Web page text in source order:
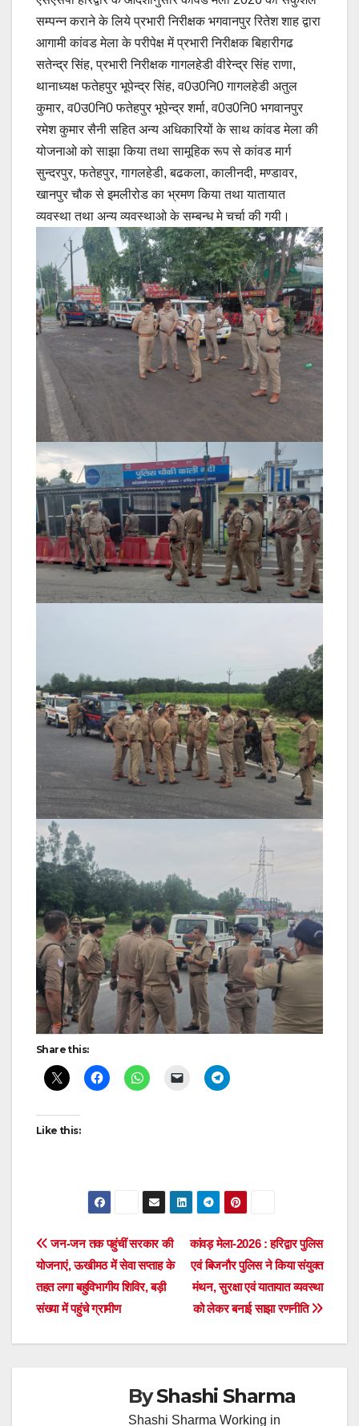
सम्पन्न कराने के लिये प्रभारी निरीक्षक भगवानपुर रितेश शाह द्वारा
आगामी कांवड मेला के परीपेक्ष में प्रभारी निरीक्षक बिहारीगढ
सतेन्द्र सिंह, प्रभारी निरीक्षक गागलहेडी वीरेन्द्र सिंह राणा,
थानाध्यक्ष फतेहपुर भूपेन्द्र सिंह, व0उ0नि0 गागलहेडी अतुल
कुमार, व0उ0नि0 फतेहपुर भूपेन्द्र शर्मा, व0उ0नि0 भगवानपुर
रमेश कुमार सैनी सहित अन्य अधिकारियों के साथ कांवड मेला की
योजनाओ को साझा किया तथा सामूहिक रूप से कांवड मार्ग
सुन्दरपुर, फतेहपुर, गागलहेडी, बढकला, कालीनदी, मण्डावर,
खानपुर चौक से इमलीरोड का भ्रमण किया तथा यातायात
व्यवस्था तथा अन्य व्यवस्थाओ के सम्बन्ध मे चर्चा की गयी।
Post
navigation
Share this:
Like this:
Post
navigation
कांवड़ मेला-2026 : हरिद्वार पुलिस
एवं बिजनौर पुलिस ने किया संयुक्त
मंथन, सुरक्षा एवं यातायात व्यवस्था
को लेकर बनाई साझा रणनीति
जन-जन तक पहुंचीं सरकार की
योजनाएं, ऊखीमठ में सेवा सप्ताह के
तहत लगा बहुविभागीय शिविर, बड़ी
संख्या में पहुंचे ग्रामीण
ByShashi Sharma
Shashi Sharma Working in